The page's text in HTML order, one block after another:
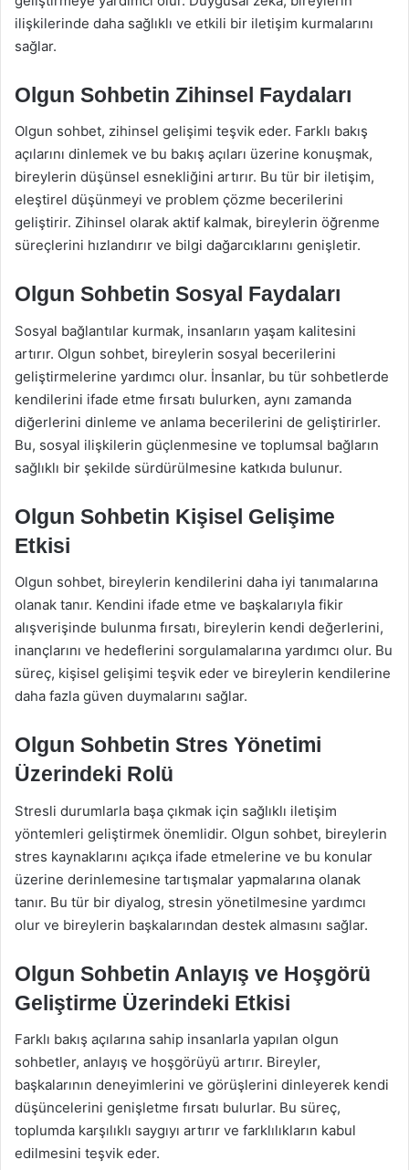
ilişkilerinde daha sağlıklı ve etkili bir iletişim kurmalarını
sağlar.
Olgun Sohbetin Zihinsel Faydaları
Olgun sohbet, zihinsel gelişimi teşvik eder. Farklı bakış
açılarını dinlemek ve bu bakış açıları üzerine konuşmak,
bireylerin düşünsel esnekliğini artırır. Bu tür bir iletişim,
eleştirel düşünmeyi ve problem çözme becerilerini
geliştirir. Zihinsel olarak aktif kalmak, bireylerin öğrenme
süreçlerini hızlandırır ve bilgi dağarcıklarını genişletir.
Olgun Sohbetin Sosyal Faydaları
Sosyal bağlantılar kurmak, insanların yaşam kalitesini
artırır. Olgun sohbet, bireylerin sosyal becerilerini
geliştirmelerine yardımcı olur. İnsanlar, bu tür sohbetlerde
kendilerini ifade etme fırsatı bulurken, aynı zamanda
diğerlerini dinleme ve anlama becerilerini de geliştirirler.
Bu, sosyal ilişkilerin güçlenmesine ve toplumsal bağların
sağlıklı bir şekilde sürdürülmesine katkıda bulunur.
Olgun Sohbetin Kişisel Gelişime
Etkisi
Olgun sohbet, bireylerin kendilerini daha iyi tanımalarına
olanak tanır. Kendini ifade etme ve başkalarıyla fikir
alışverişinde bulunma fırsatı, bireylerin kendi değerlerini,
inançlarını ve hedeflerini sorgulamalarına yardımcı olur. Bu
süreç, kişisel gelişimi teşvik eder ve bireylerin kendilerine
daha fazla güven duymalarını sağlar.
Olgun Sohbetin Stres Yönetimi
Üzerindeki Rolü
Stresli durumlarla başa çıkmak için sağlıklı iletişim
yöntemleri geliştirmek önemlidir. Olgun sohbet, bireylerin
stres kaynaklarını açıkça ifade etmelerine ve bu konular
üzerine derinlemesine tartışmalar yapmalarına olanak
tanır. Bu tür bir diyalog, stresin yönetilmesine yardımcı
olur ve bireylerin başkalarından destek almasını sağlar.
Olgun Sohbetin Anlayış ve Hoşgörü
Geliştirme Üzerindeki Etkisi
Farklı bakış açılarına sahip insanlarla yapılan olgun
sohbetler, anlayış ve hoşgörüyü artırır. Bireyler,
başkalarının deneyimlerini ve görüşlerini dinleyerek kendi
düşüncelerini genişletme fırsatı bulurlar. Bu süreç,
toplumda karşılıklı saygıyı artırır ve farklılıkların kabul
edilmesini teşvik eder.